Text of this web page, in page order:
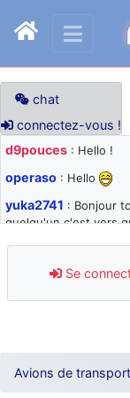
chat
connectez-vous !
d9pouces : Hello !
operaso : Hello
yuka2741 : Bonjour
quelqu'un c'est vers
d9pouces: désolé
jours : je teste des
: Super, la
d9pouces
: je suis
comprendre
Se
Avions de transport